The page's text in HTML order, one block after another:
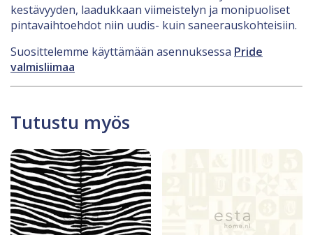
kestävyyden, laadukkaan viimeistelyn ja monipuoliset
pintavaihtoehdot niin uudis- kuin saneerauskohteisiin.
Suosittelemme käyttämään asennuksessa Pride
valmisliimaa
Tutustu myös